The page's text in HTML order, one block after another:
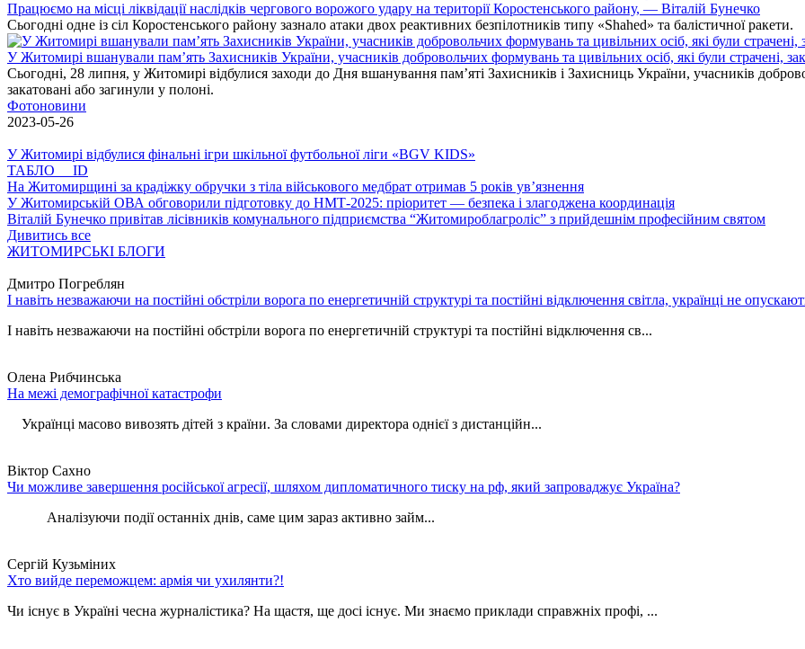
Працюємо на місці ліквідації наслідків чергового ворожого удару на території Коростенського району, — Віталій Бунечко
Сьогодні одне із сіл Коростенського району зазнало атаки двох реактивних безпілотників типу «Shahed» та балістичної ракети.
У Житомирі вшанували пам’ять Захисників України, учасників добровольчих формувань та цивільних осіб, які були страчені,
Сьогодні, 28 липня, у Житомирі відбулися заходи до Дня вшанування пам’яті Захисників і Захисниць України, учасників
закатовані або загинули у полоні.
Фотоновини
2023-05-26
У Житомирі відбулися фінальні ігри шкільної футбольної ліги «BGV KIDS»
ТАБЛО ID
На Житомирщині за крадіжку обручки з тіла військового медбрат отримав 5 років ув’язнення
У Житомирській ОВА обговорили підготовку до НМТ-2025: пріоритет — безпека і злагоджена координація
Віталій Бунечко привітав лісівників комунального підприємства “Житомироблагроліс” з прийдешнім професійним святом
Дивитись все
ЖИТОМИРСЬКІ БЛОГИ
Дмитро Погреблян
І навіть незважаючи на постійні обстріли ворога по енергетичній структурі та постійні відключення світла, українці не
І навіть незважаючи на постійні обстріли ворога по енергетичній структурі та постійні відключення св...
Олена Рибчинська
На межі демографічної катастрофи
Українці масово вивозять дітей з країни. За словами директора однієї з дистанційн...
Віктор Сахно
Чи можливе завершення російської агресії, шляхом дипломатичного тиску на рф, який запроваджує Україна?
Аналізуючи події останніх днів, саме цим зараз активно займ...
Сергій Кузьміних
Хто вийде переможцем: армія чи ухилянти?!
Чи існує в Україні чесна журналістика? На щастя, ще досі існує. Ми знаємо приклади справжніх профі, ...